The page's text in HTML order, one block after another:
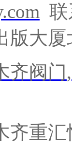
版大厦
齐阀门,
齐重